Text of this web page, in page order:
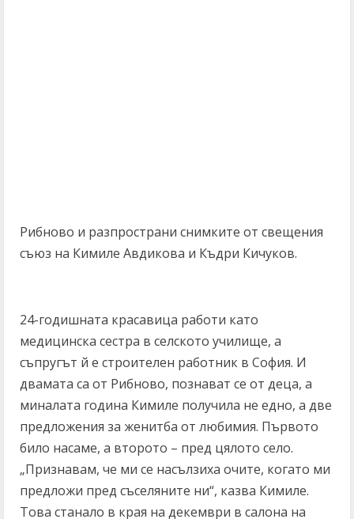
Рибново и разпространи снимките от свещения
съюз на Кимиле Авдикова и Къдри Кичуков.
24-годишната красавица работи като
медицинска сестра в селското училище, а
съпругът й е строителен работник в София. И
двамата са от Рибново, познават се от деца, а
миналата година Кимиле получила не едно, а две
предложения за женитба от любимия. Първото
било насаме, а второто – пред цялото село.
„Признавам, че ми се насълзиха очите, когато ми
предложи пред съселяните ни“, казва Кимиле.
Това станало в края на декември в салона на